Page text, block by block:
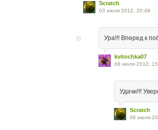
Scratch
03 июля 2012, 20:49
Ура!!! Вперед к
kvitochka07
06 июля 2012,
Удачи!!!
Scratch
06 июля